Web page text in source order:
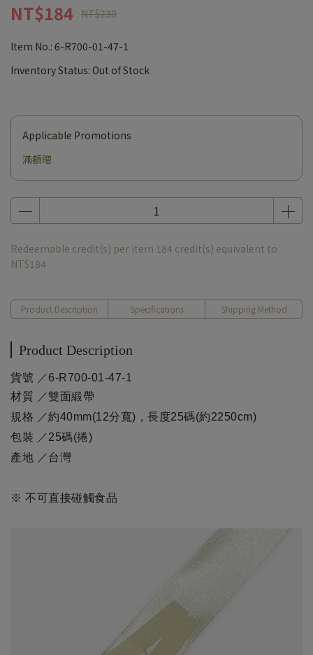
NT$184 NT$230
Item No.: 6-R700-01-47-1
Inventory Status: Out of Stock
Applicable Promotions
滿額贈
Redeemable credit(s) per item 184 credit(s) equivalent to
NT$184
Product Description Specifications Shipping Method
Product Description
貨號 ／6-R700-01-47-1
材質 ／雙面緞帶
規格 ／約40mm(12分寬)，長度25碼(約2250cm)
包裝 ／25碼(捲)
產地 ／台灣
※ 不可直接碰觸食品